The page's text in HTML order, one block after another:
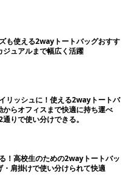
も使える2wayトートバッグおすす
ュアルまで幅広く活躍
リッシュに！使える2wayトートバ
からオフィスまで快適に持ち運べ
りで使い分けできる。
！高校生のための2wayトートバッ
肩掛けで使い分けられて快適